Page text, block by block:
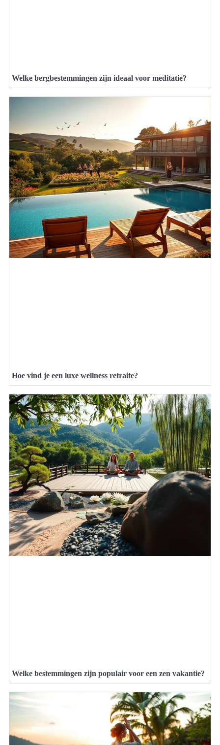
Welke bergbestemmingen zijn ideaal voor meditatie?
Hoe vind je een luxe wellness retraite?
Welke bestemmingen zijn populair voor een zen vakantie?